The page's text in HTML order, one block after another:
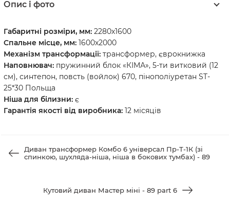
Опис і фото
Габаритні розміри, мм: 2280х1600
Спальне місце, мм: 1600х2000
Механізм трансформації: трансформер, єврокнижка
Наповнювач: пружинний блок «КІМА», 5-ти витковий (12
см), синтепон, повсть (войлок) 670, пінополіуретан ST-
25*30 Польща
Ніша для білизни: є
Гарантія якості від виробника: 12 місяців
Диван трансформер Комбо 6 універсал Пр-Т-1К (зі
спинкою, шухляда-ніша, ніша в бокових тумбах) - 89
Кутовий диван Мастер міні - 89 part 6